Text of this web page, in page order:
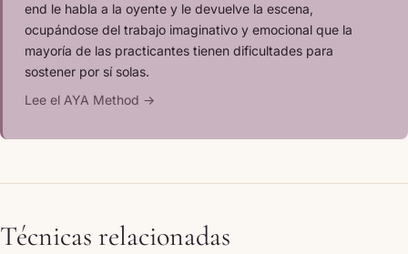
end le habla a la oyente y le devuelve la escena,
ocupándose del trabajo imaginativo y emocional que la
mayoría de las practicantes tienen dificultades para
sostener por sí solas.
Lee el AYA Method →
Técnicas relacionadas